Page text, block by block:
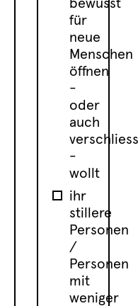
bewusst
für
neue
Menschen
öffnen
-
oder
auch
-
wollt
ihr
stillere
Personen
/
Personen
mit
weniger